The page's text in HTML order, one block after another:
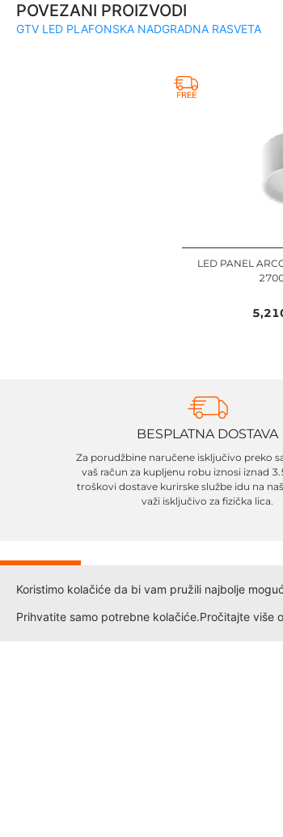
POVEZANI PROIZVODI
GTV LED PLAFONSKA NADGRADNA RASVETA
LED PANEL
BESPLATNA DOSTAVA
Za porudžbine naručene isključivo preko
vaš račun za kupljenu robu iznosi iznad
troškovi dostave kurirske službe idu na
važi isključivo za fizička lica.
Koristimo kolačiće da bi vam pružili najbolje
Prihvatite samo potrebne kolačiće.Pročitajte više